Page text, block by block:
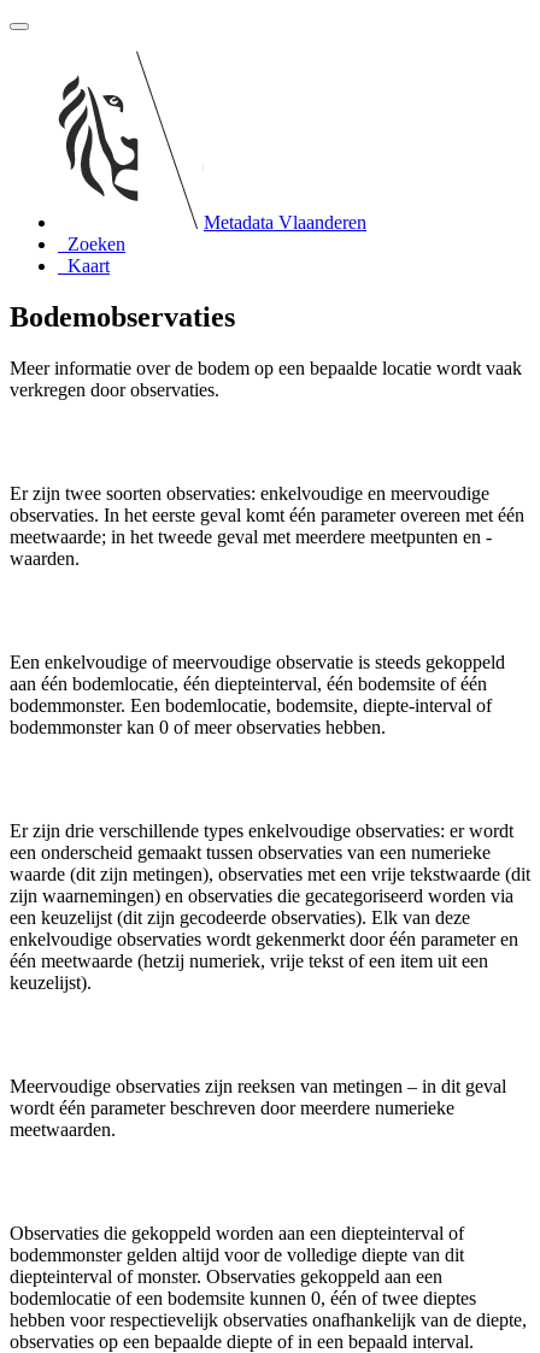
Metadata Vlaanderen
Zoeken
Kaart
Bodemobservaties
Meer informatie over de bodem op een bepaalde locatie wordt vaak
verkregen door observaties.
Er zijn twee soorten observaties: enkelvoudige en meervoudige
observaties. In het eerste geval komt één parameter overeen met één
meetwaarde; in het tweede geval met meerdere meetpunten en -
waarden.
Een enkelvoudige of meervoudige observatie is steeds gekoppeld
aan één bodemlocatie, één diepteinterval, één bodemsite of één
bodemmonster. Een bodemlocatie, bodemsite, diepte-interval of
bodemmonster kan 0 of meer observaties hebben.
Er zijn drie verschillende types enkelvoudige observaties: er wordt
een onderscheid gemaakt tussen observaties van een numerieke
waarde (dit zijn metingen), observaties met een vrije tekstwaarde (dit
zijn waarnemingen) en observaties die gecategoriseerd worden via
een keuzelijst (dit zijn gecodeerde observaties). Elk van deze
enkelvoudige observaties wordt gekenmerkt door één parameter en
één meetwaarde (hetzij numeriek, vrije tekst of een item uit een
keuzelijst).
Meervoudige observaties zijn reeksen van metingen – in dit geval
wordt één parameter beschreven door meerdere numerieke
meetwaarden.
Observaties die gekoppeld worden aan een diepteinterval of
bodemmonster gelden altijd voor de volledige diepte van dit
diepteinterval of monster. Observaties gekoppeld aan een
bodemlocatie of een bodemsite kunnen 0, één of twee dieptes
hebben voor respectievelijk observaties onafhankelijk van de diepte,
observaties op een bepaalde diepte of in een bepaald interval.